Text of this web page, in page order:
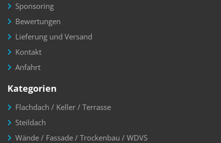
Sponsoring
Bewertungen
Lieferung und Versand
Kontakt
Anfahrt
Kategorien
Flachdach / Keller / Terrasse
Steildach
Wände / Fassade / Trockenbau / WDVS